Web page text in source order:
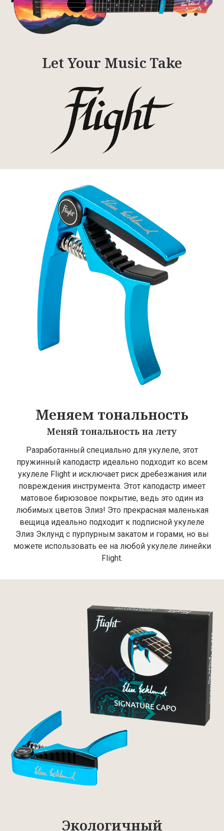
Let Your Music Take
Меняем тональность
Меняй тональность на лету
Разработанный специально для укулеле, этот
пружинный каподастр идеально подходит ко всем
укулеле Flight и исключает риск дребезжания или
повреждения инструмента. Этот каподастр имеет
матовое бирюзовое покрытие, ведь это один из
любимых цветов Элиз! Это прекрасная маленькая
вещица идеально подходит к подписной укулеле
Элиз Эклунд с пурпурным закатом и горами, но вы
можете использовать ее на любой укулеле линейки
Flight.
Экологичный